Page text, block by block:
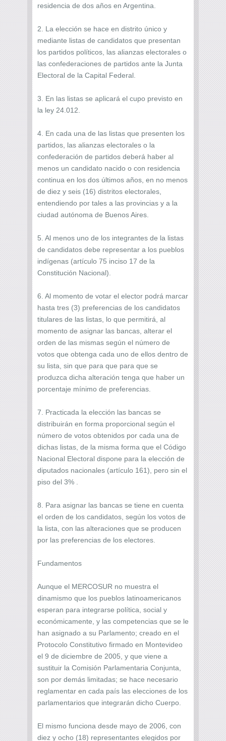
residencia de dos años en Argentina.
2. La elección se hace en distrito único y
mediante listas de candidatos que presentan
los partidos políticos, las alianzas electorales o
las confederaciones de partidos ante la Junta
Electoral de la Capital Federal.
3. En las listas se aplicará el cupo previsto en
la ley 24.012.
4. En cada una de las listas que presenten los
partidos, las alianzas electorales o la
confederación de partidos deberá haber al
menos un candidato nacido o con residencia
continua en los dos últimos años, en no menos
de diez y seis (16) distritos electorales,
entendiendo por tales a las provincias y a la
ciudad autónoma de Buenos Aires.
5. Al menos uno de los integrantes de la listas
de candidatos debe representar a los pueblos
indígenas (artículo 75 inciso 17 de la
Constitución Nacional).
6. Al momento de votar el elector podrá marcar
hasta tres (3) preferencias de los candidatos
titulares de las listas, lo que permitirá, al
momento de asignar las bancas, alterar el
orden de las mismas según el número de
votos que obtenga cada uno de ellos dentro de
su lista, sin que para que para que se
produzca dicha alteración tenga que haber un
porcentaje mínimo de preferencias.
7. Practicada la elección las bancas se
distribuirán en forma proporcional según el
número de votos obtenidos por cada una de
dichas listas, de la misma forma que el Código
Nacional Electoral dispone para la elección de
diputados nacionales (artículo 161), pero sin el
piso del 3% .
8. Para asignar las bancas se tiene en cuenta
el orden de los candidatos, según los votos de
la lista, con las alteraciones que se producen
por las preferencias de los electores.
Fundamentos
Aunque el MERCOSUR no muestra el
dinamismo que los pueblos latinoamericanos
esperan para integrarse política, social y
económicamente, y las competencias que se le
han asignado a su Parlamento; creado en el
Protocolo Constitutivo firmado en Montevideo
el 9 de diciembre de 2005, y que viene a
sustituir la Comisión Parlamentaria Conjunta,
son por demás limitadas; se hace necesario
reglamentar en cada país las elecciones de los
parlamentarios que integrarán dicho Cuerpo.
El mismo funciona desde mayo de 2006, con
diez y ocho (18) representantes elegidos por